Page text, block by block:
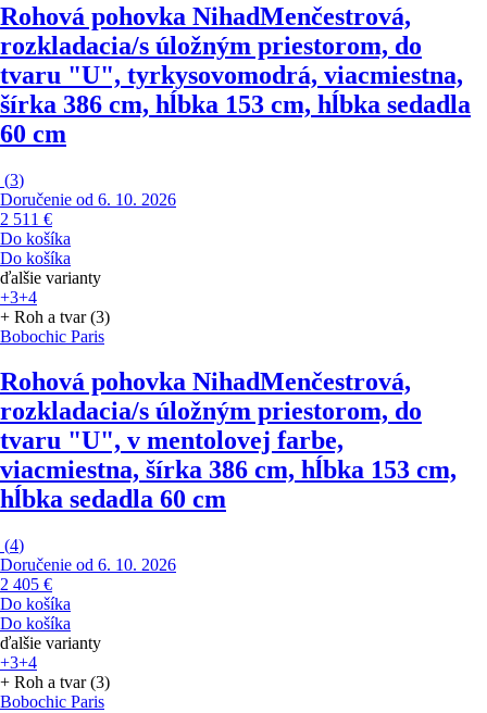
Rohová pohovka NihadMenčestrová,
rozkladacia/s úložným priestorom, do
tvaru "U", tyrkysovomodrá, viacmiestna,
šírka 386 cm, hĺbka 153 cm, hĺbka sedadla
60 cm
(3)
Doručenie od 6. 10. 2026
2 511 €
Do košíka
Do košíka
ďalšie varianty
+3+4
+ Roh a tvar (3)
Bobochic Paris
Rohová pohovka NihadMenčestrová,
rozkladacia/s úložným priestorom, do
tvaru "U", v mentolovej farbe,
viacmiestna, šírka 386 cm, hĺbka 153 cm,
hĺbka sedadla 60 cm
(4)
Doručenie od 6. 10. 2026
2 405 €
Do košíka
Do košíka
ďalšie varianty
+3+4
+ Roh a tvar (3)
Bobochic Paris